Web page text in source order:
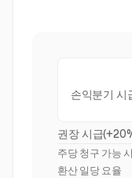
손익분기 시
권장 시급
주당 청구 가능
환산 일당 요율